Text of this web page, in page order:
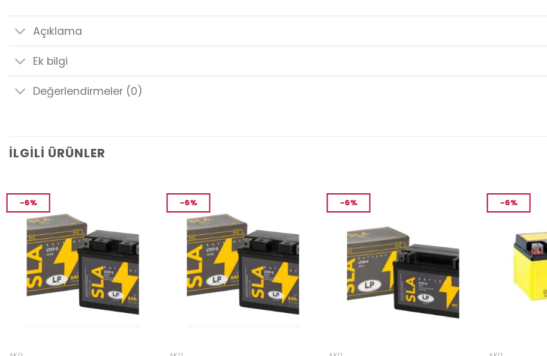
Açıklama
Ek bilgi
Değerlendirmeler (0)
İLGILI ÜRÜNLER
-6% -6% -6% -6%